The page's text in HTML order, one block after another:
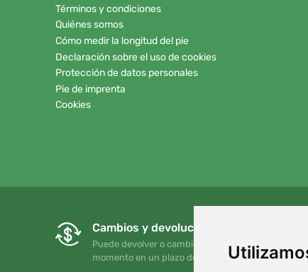
Términos y condiciones
Quiénes somos
Cómo medir la longitud del pie
Declaración sobre el uso de cookies
Protección de datos personales
Pie de imprenta
Cookies
Cambios y devoluciones gratuitos
Puede devolver o cambiar su pedido en cualquier
momento en un plazo de 90 días